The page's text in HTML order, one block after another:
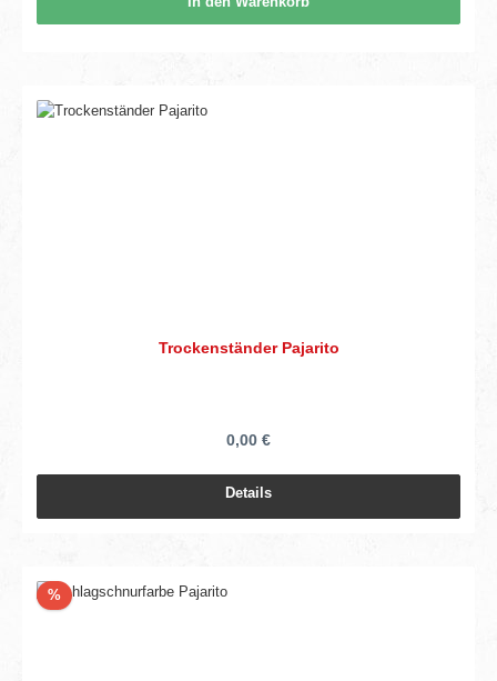
Trockenständer Pajarito
0,00 €
Details
%Rabatt